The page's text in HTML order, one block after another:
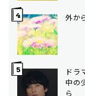
外か
ドラ
中の
ら